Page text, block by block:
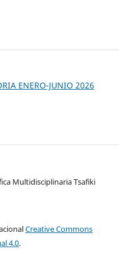
ENERO-JUNIO 2026
Multidisciplinaria Tsafiki
Creative Commons
4.0.